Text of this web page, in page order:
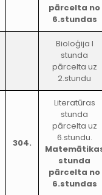
pārcelta no
6.stundas
Bioloģija I
stunda
pārcelta uz
2.stundu
304.
Literatūras
stunda
pārcelta uz
6.stundu.
stunda
pārcelta no
6.stundas